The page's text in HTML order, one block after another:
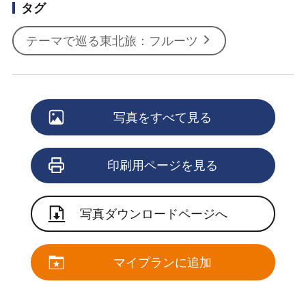
タグ
テーマで巡る東北旅：フルーツ
写真をすべて見る
印刷用ページを見る
写真ダウンロードページへ
マイプランに追加